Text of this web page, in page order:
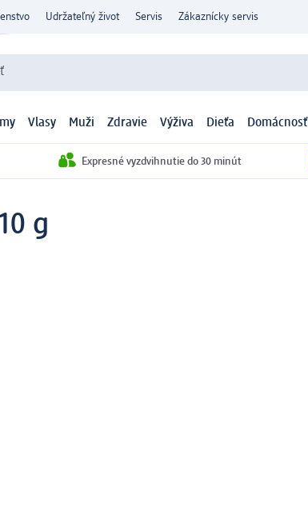
Udržateľný život Servis Zákaznícky servis
Vlasy Muži Zdravie Výživa Dieťa Domácnosť
Expresné vyzdvihnutie do 30 minút
g